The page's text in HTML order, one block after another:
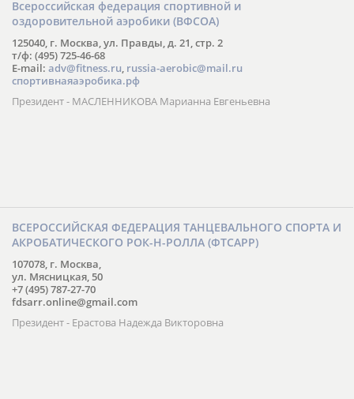
Всероссийская федерация спортивной и
оздоровительной аэробики (ВФСОА)
125040, г. Москва, ул. Правды, д. 21, стр. 2
т/ф: (495) 725-46-68
E-mail: adv@fitness.ru, russia-aerobic@mail.ru
спортивнаяаэробика.рф
Президент - МАСЛЕННИКОВА Марианна Евгеньевна
ВСЕРОССИЙСКАЯ ФЕДЕРАЦИЯ ТАНЦЕВАЛЬНОГО СПОРТА И
АКРОБАТИЧЕСКОГО РОК-Н-РОЛЛА (ФТСАРР)
107078, г. Москва,
ул. Мясницкая, 50
+7 (495) 787-27-70
fdsarr.online@gmail.com
Президент - Ерастова Надежда Викторовна